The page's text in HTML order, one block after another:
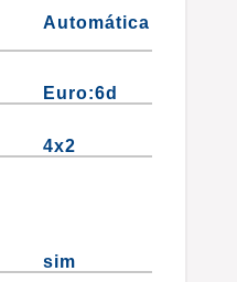
Automática
Euro:6d
4x2
sim